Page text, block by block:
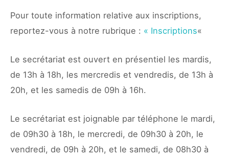
Pour toute information relative aux inscriptions,
reportez-vous à notre rubrique : « Inscriptions«
Le secrétariat est ouvert en présentiel les mardis,
de 13h à 18h, les mercredis et vendredis, de 13h à
20h, et les samedis de 09h à 16h.
Le secrétariat est joignable par téléphone le mardi,
de 09h30 à 18h, le mercredi, de 09h30 à 20h, le
vendredi, de 09h à 20h, et le samedi, de 08h30 à